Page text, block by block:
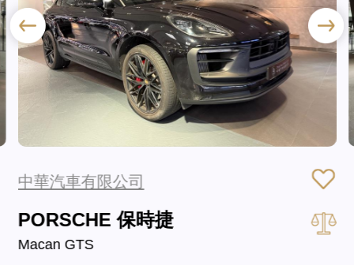
中華汽車有限公司
PORSCHE 保時捷
Macan GTS